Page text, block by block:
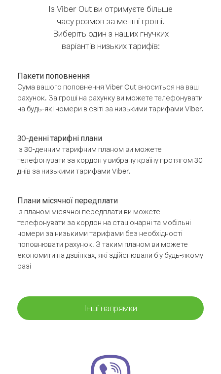
Із Viber Out ви отримуєте більше
часу розмов за менші гроші.
Виберіть один з наших гнучких
варіантів низьких тарифів:
Пакети поповнення
Сума вашого поповнення Viber Out вноситься на ваш
рахунок. За гроші на рахунку ви можете телефонувати
на будь-які номери в світі за низькими тарифами Viber.
30-денні тарифні плани
Із 30-денним тарифним планом ви можете
телефонувати за кордон у вибрану країну протягом 30
днів за низькими тарифами Viber.
Плани місячної передплати
Із планом місячної передплати ви можете
телефонувати за кордон на стаціонарні та мобільні
номери за низькими тарифами без необхідності
поповнювати рахунок. З таким планом ви можете
економити на дзвінках, які здійснювали б у будь-якому
разі
Інші напрямки